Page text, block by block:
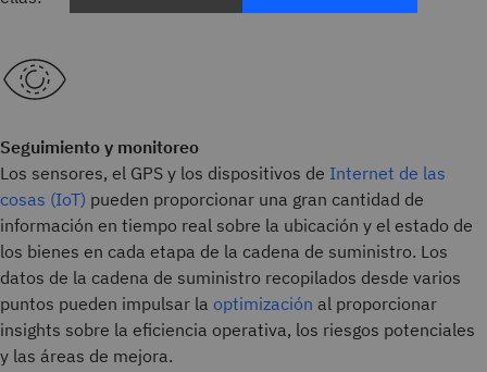
Seguimiento y monitoreo
Los sensores, el GPS y los dispositivos de Internet de las
cosas (IoT) pueden proporcionar una gran cantidad de
información en tiempo real sobre la ubicación y el estado de
los bienes en cada etapa de la cadena de suministro. Los
datos de la cadena de suministro recopilados desde varios
puntos pueden impulsar la optimización al proporcionar
insights sobre la eficiencia operativa, los riesgos potenciales
y las áreas de mejora.